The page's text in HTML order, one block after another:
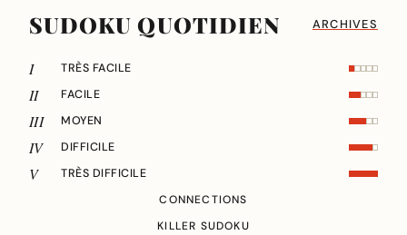
SUDOKU QUOTIDIEN ARCHIVES
I TRÈS FACILE
II FACILE
III MOYEN
IV DIFFICILE
V
TRÈS DIFFICILE
CONNECTIONS
KILLER SUDOKU